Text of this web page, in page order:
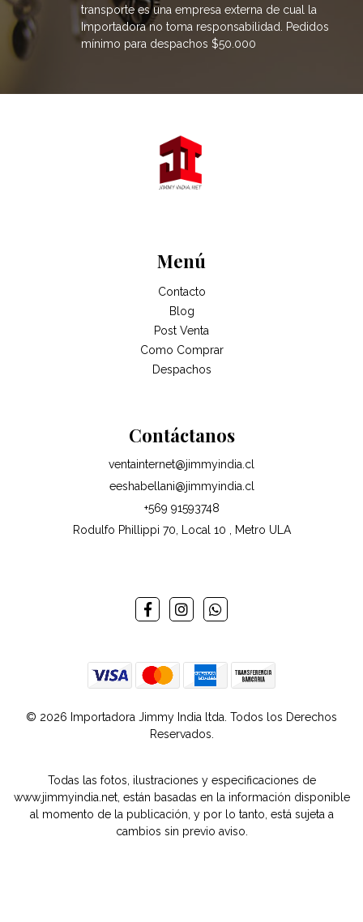
transporte es una empresa externa de cual la
Importadora no toma responsabilidad. Pedidos
mínimo para despachos $50.000
Menú
Contacto
Blog
Post Venta
Como Comprar
Despachos
Contáctanos
ventainternet@jimmyindia.cl
eeshabellani@jimmyindia.cl
+569 91593748
Rodulfo Phillippi 70, Local 10 , Metro ULA
© 2026 Importadora Jimmy India ltda. Todos los Derechos
Reservados.
Todas las fotos, ilustraciones y especificaciones de
www.jimmyindia.net, están basadas en la información disponible
al momento de la publicación, y por lo tanto, está sujeta a
cambios sin previo aviso.